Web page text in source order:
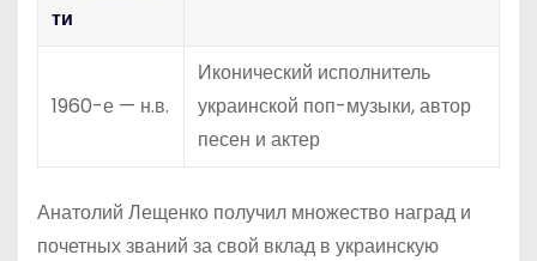
ти
1960-е — н.в.
Иконический исполнитель
украинской поп-музыки, автор
песен и актер
Анатолий Лещенко получил множество наград и
почетных званий за свой вклад в украинскую